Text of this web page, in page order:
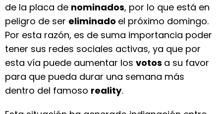
de la placa de nominados, por lo que está en
peligro de ser eliminado el próximo domingo.
Por esta razón, es de suma importancia poder
tener sus redes sociales activas, ya que por
esta vía puede aumentar los votos a su favor
para que pueda durar una semana más
dentro del famoso reality.